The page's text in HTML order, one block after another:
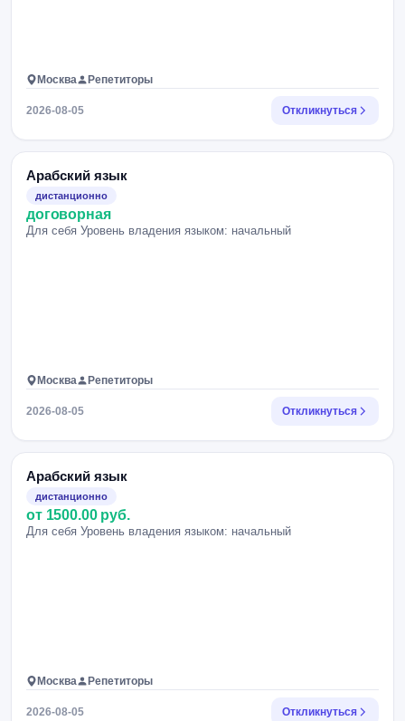
Москва Репетиторы
2026-08-05 Откликнуться
Арабский язык
дистанционно
договорная
Для себя Уровень владения языком: начальный
Москва Репетиторы
2026-08-05 Откликнуться
Арабский язык
дистанционно
от 1500.00 руб.
Для себя Уровень владения языком: начальный
Москва Репетиторы
2026-08-05 Откликнуться